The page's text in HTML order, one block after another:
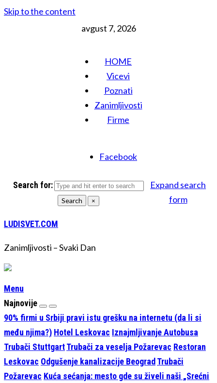
Skip to the content
avgust 7, 2026
HOME
Vicevi
Poznati
Zanimljivosti
Firme
Facebook
Search for:
Search ×
Expand search
form
LUDISVET.COM
Zanimljivosti – Svaki Dan
Menu
Najnovije
90% firmi u Srbiji pravi istu grešku na internetu (da li si
među njima?) Hotel Leskovac Iznajmljivanje Autobusa
Trubači StuttgartTrubači za veselja Požarevac Restoran
Leskovac Odgušenje kanalizacije Beograd Trubači
Požarevac Kuća sećanja: mesto gde su živeli naši „Srećni